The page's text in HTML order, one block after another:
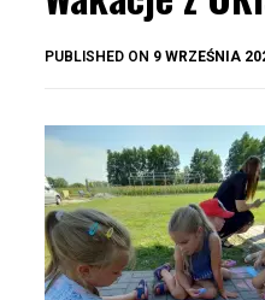
PUBLISHED ON 9 WRZEŚNIA